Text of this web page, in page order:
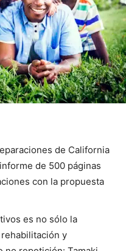
de California
de 500 páginas
con la propuesta
es no sólo la
y